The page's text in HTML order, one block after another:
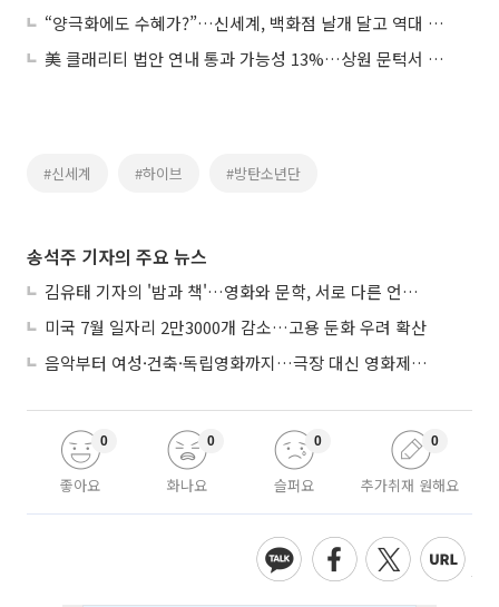
“양극화에도 수혜가?”…신세계, 백화점 날개 달고 역대 최대 실적 전망
美 클래리티 법안 연내 통과 가능성 13%…상원 문턱서 제동
#신세계 #하이브 #방탄소년단
송석주 기자의 주요 뉴스
김유태 기자의 '밤과 책'…영화와 문학, 서로 다른 언어를 읽다
미국 7월 일자리 2만3000개 감소…고용 둔화 우려 확산
음악부터 여성·건축·독립영화까지…극장 대신 영화제로 즐기는 스크린 여행
좋아요
0
화나요
0
슬퍼요
0
추가취재 원해요
0